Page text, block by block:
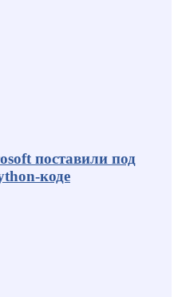
поставили под
коде